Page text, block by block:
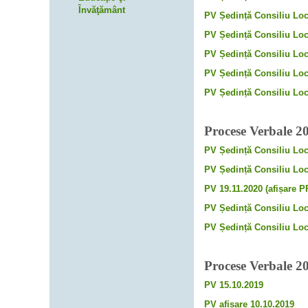
PV Ședință Consiliu
PV Ședință Consiliu
PV Ședință Consiliu
PV Ședință Consiliu
PV Ședință Consiliu
Procese Verbale
PV Ședință Consiliu
PV Ședință Consiliu
PV 19.11.2020 (afișare
PV Ședință Consiliu
PV Ședință Consiliu
Procese Verbale
PV 15.10.2019
PV afișare 10.10.2019
Învăţământ